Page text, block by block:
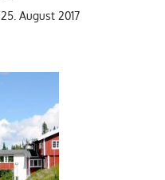
25. August 2017